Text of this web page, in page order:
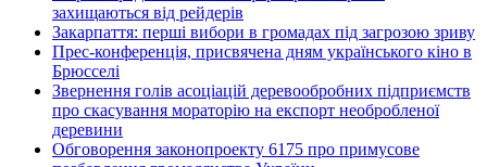
захищаються від рейдерів
Закарпаття: перші вибори в громадах під загрозою зриву
Прес-конференція, присвячена дням українського кіно в
Брюсселі
Звернення голів асоціацій деревообробних підприємств
про скасування мораторію на експорт необробленої
деревини
Обговорення законопроекту 6175 про примусове